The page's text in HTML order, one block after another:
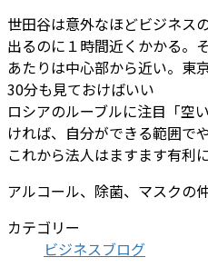
世田谷は意外なほどビジネス
出るのに１時間近くかかる。
あたりは中心部から近い。東
30分も見ておけばいい
ロシアのルーブルに注目「空
ければ、自分ができる範囲で
これから法人はますます有利
アルコール、除菌、マスクの
カテゴリー
ビジネスブログ